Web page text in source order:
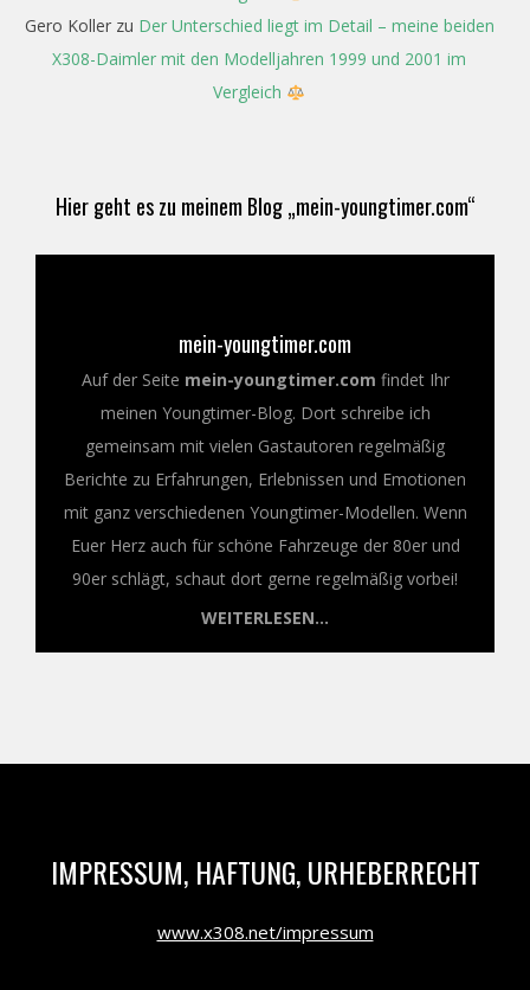
Gero Kollerzu Der Unterschied liegt im Detail – meine beiden
X308-Daimler mit den Modelljahren 1999 und 2001 im
Vergleich
Hier geht es zu meinem Blog „mein-youngtimer.com“
mein-youngtimer.com
Auf der Seite mein-youngtimer.com findet Ihr
meinen Youngtimer-Blog. Dort schreibe ich
gemeinsam mit vielen Gastautoren regelmäßig
Berichte zu Erfahrungen, Erlebnissen und Emotionen
mit ganz verschiedenen Youngtimer-Modellen. Wenn
Euer Herz auch für schöne Fahrzeuge der 80er und
90er schlägt, schaut dort gerne regelmäßig vorbei!
WEITERLESEN...
IMPRESSUM, HAFTUNG, URHEBERRECHT
www.x308.net/impressum